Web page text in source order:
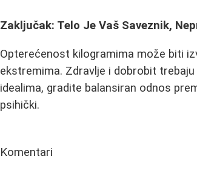
Zaključak: Telo Je Vaš Saveznik,
Opterećenost kilogramima može biti
ekstremima. Zdravlje i dobrobit
idealima, gradite balansiran odnos
psihički.
Komentari